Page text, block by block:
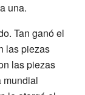
una.
Tan ganó el
las piezas
las piezas
mundial